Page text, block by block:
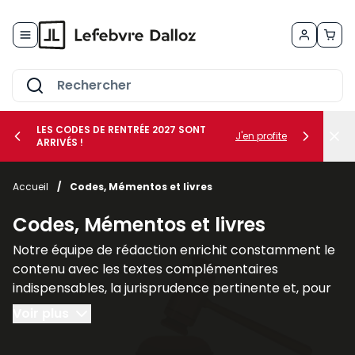
le sous-menu Vos métiers
le sous-menu Vos besoins
LES CODES DE RENTRÉE 2027 SONT
ARRIVÉS !
J'en profite
Accueil / Codes, Mémentos et livres
Codes, Mémentos et livres
Notre équipe de rédaction enrichit constamment le
contenu avec les textes complémentaires
indispensables, la jurisprudence pertinente et, pour
un nombre croissant de titres, des commentaires
explicatifs.